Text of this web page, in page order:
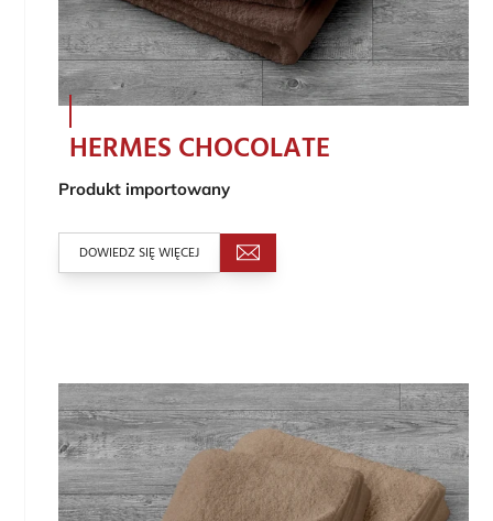
HERMES CHOCOLATE
Produkt importowany
DOWIEDZ SIĘ WIĘCEJ